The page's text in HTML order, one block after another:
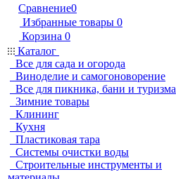
Сравнение0
Избранные товары 0
Корзина 0
Каталог
Все для сада и огорода
Виноделие и самогоноворение
Все для пикника, бани и туризма
Зимние товары
Клининг
Кухня
Пластиковая тара
Системы очистки воды
Строительные инструменты и